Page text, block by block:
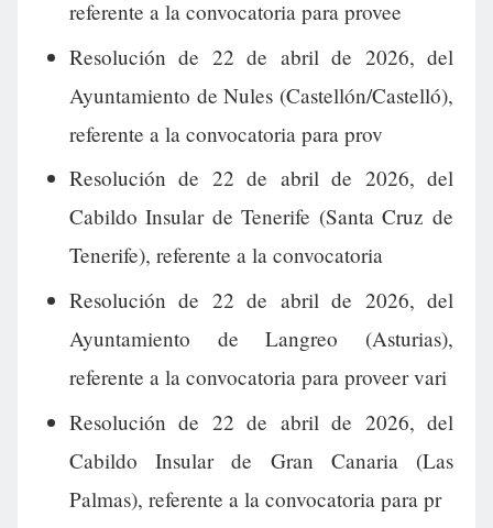
referente a la convocatoria para provee
Resolución de 22 de abril de 2026, del
Ayuntamiento de Nules (Castellón/Castelló),
referente a la convocatoria para prov
Resolución de 22 de abril de 2026, del
Cabildo Insular de Tenerife (Santa Cruz de
Tenerife), referente a la convocatoria
Resolución de 22 de abril de 2026, del
Ayuntamiento de Langreo (Asturias),
referente a la convocatoria para proveer vari
Resolución de 22 de abril de 2026, del
Cabildo Insular de Gran Canaria (Las
Palmas), referente a la convocatoria para pr